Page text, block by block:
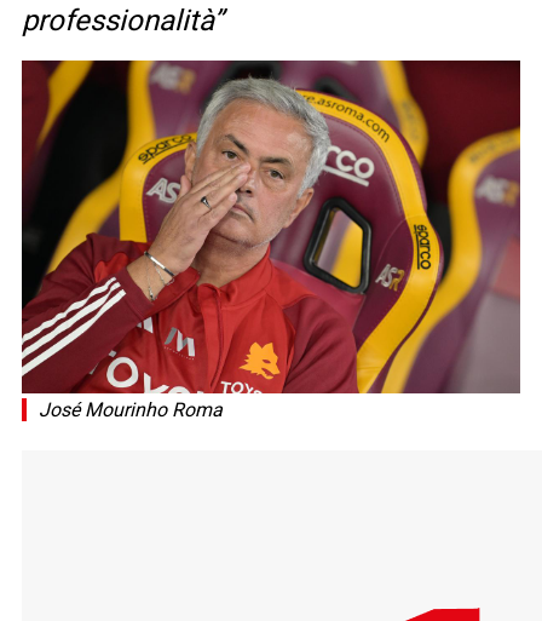
professionalità”
José Mourinho Roma